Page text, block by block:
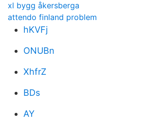
xl bygg åkersberga
attendo finland problem
hKVFj
ONUBn
XhfrZ
BDs
AY